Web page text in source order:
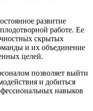
развитие
работе. Ее
скрытых
и их объединение
целей.
позволяет выйти
и добиться
навыков